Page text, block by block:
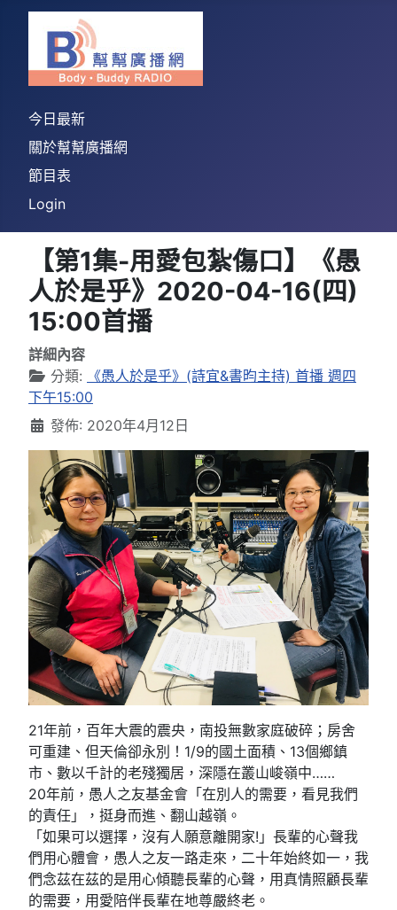
今日最新
關於幫幫廣播網
節目表
Login
【第1集-用愛包紮傷口】《愚
人於是乎》2020-04-16(四)
15:00首播
詳細內容
分類:
《愚人於是乎》(詩宜&書昀主持) 首播 週四
下午15:00
發佈: 2020年4月12日
21年前，百年大震的震央，南投無數家庭破碎；房舍
可重建、但天倫卻永別！1/9的國土面積、13個鄉鎮
市、數以千計的老殘獨居，深隱在叢山峻嶺中……
20年前，愚人之友基金會「在別人的需要，看見我們
的責任」，挺身而進、翻山越嶺。
「如果可以選擇，沒有人願意離開家!」長輩的心聲我
們用心體會，愚人之友一路走來，二十年始終如一，我
們念茲在茲的是用心傾聽長輩的心聲，用真情照顧長輩
的需要，用愛陪伴長輩在地尊嚴終老。